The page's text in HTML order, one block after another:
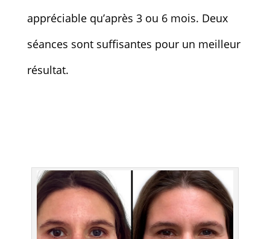
appréciable qu’après 3 ou 6 mois. Deux
séances sont suffisantes pour un meilleur
résultat.